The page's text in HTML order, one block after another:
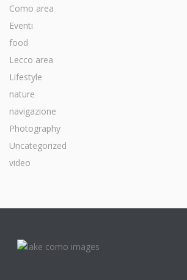
Como area
Eventi
food
Lecco area
Lifestyle
nature
navigazione
Photography
Uncategorized
video